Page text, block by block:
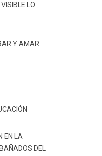
LO
Y AMAR
EN LA
DEL